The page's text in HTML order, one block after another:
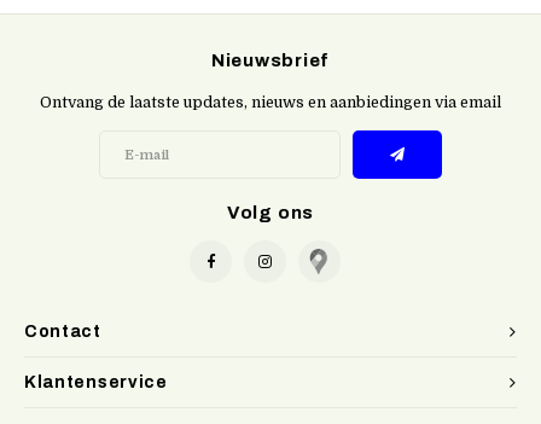
Contact
Nieuwsbrief
Ontvang de laatste updates, nieuws en aanbiedingen via email
Volg ons
Klantenservice